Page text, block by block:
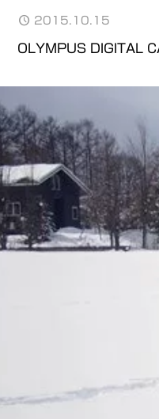
2015.10.15
OLYMPUS DIGITAL